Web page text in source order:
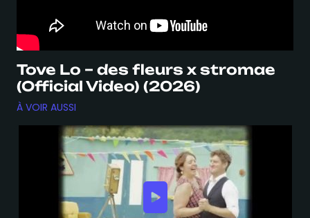
Tove Lo – des fleurs x stromae
(Official Video) (2026)
À VOIR AUSSI